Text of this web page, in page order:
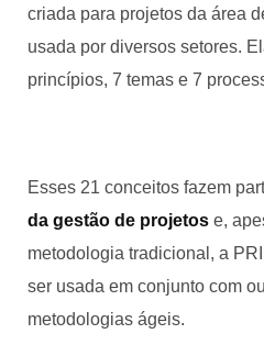
criada para projetos da área
usada por diversos setores.
princípios, 7 temas e 7
Esses 21 conceitos fazem
da gestão de projetos e,
metodologia tradicional, a
ser usada em conjunto com
metodologias ágeis.